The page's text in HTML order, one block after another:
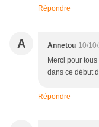
Répondre
A Annetou 10/
Merci pour
dans ce début
Répondre